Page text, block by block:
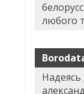
любого